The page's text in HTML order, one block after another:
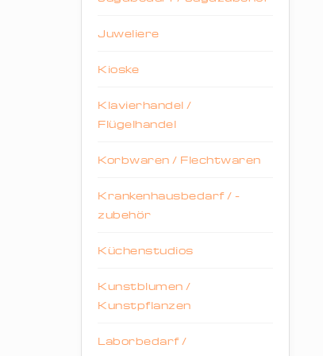
Juweliere
Kioske
Klavierhandel /
Flügelhandel
Korbwaren / Flechtwaren
Krankenhausbedarf / -
zubehör
Küchenstudios
Kunstblumen /
Kunstpflanzen
Laborbedarf /